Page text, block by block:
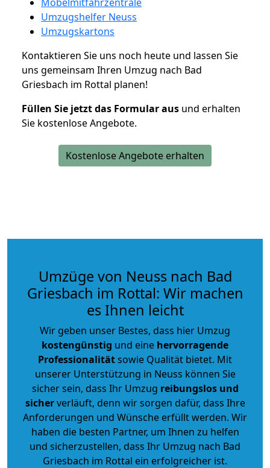
Umzugshelfer Neuss
Umzugskartons
Kontaktieren Sie uns noch heute und lassen Sie
uns gemeinsam Ihren Umzug nach Bad
Griesbach im Rottal planen!
Füllen Sie jetzt das Formular aus und erhalten
Sie kostenlose Angebote.
Kostenlose Angebote erhalten
Umzüge von Neuss nach Bad
Griesbach im Rottal: Wir machen
es Ihnen leicht
Wir geben unser Bestes, dass hier Umzug
kostengünstig und eine hervorragende
Professionalitätsowie Qualität bietet. Mit
unserer Unterstützung in Neuss können Sie
sicher sein, dass Ihr Umzug reibungslos und
sicherverläuft, denn wir sorgen dafür, dass Ihre
Anforderungen und Wünsche erfüllt werden. Wir
haben die besten Partner, um Ihnen zu helfen
und sicherzustellen, dass Ihr Umzug nach Bad
Griesbach im Rottal ein erfolgreicher ist.